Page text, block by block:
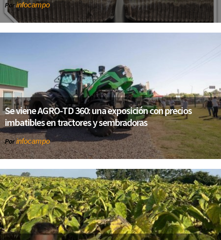
Porinfocampo
Se viene AGRO-TD 360: una exposición con precios
imbatibles en tractores y sembradoras
Porinfocampo